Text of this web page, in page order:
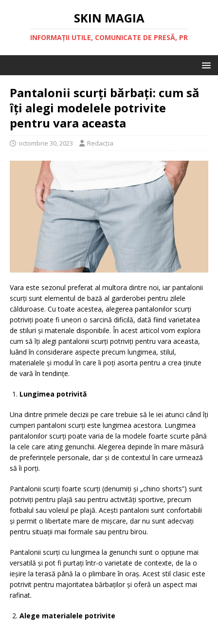
SKIN MAGIA
INFORMAȚII UTILE, COMUNICATE DE PRESĂ, PR
Pantalonii scurți bărbați: cum să
îți alegi modelele potrivite
pentru vara aceasta
octombrie 30, 2023 Redacția
Vara este sezonul preferat al multora dintre noi, iar pantalonii
scurți sunt elementul de bază al garderobei pentru zilele
călduroase. Cu toate acestea, alegerea pantalonilor scurți
potriviți poate fi uneori o sarcină dificilă, dată fiind varietatea
de stiluri și materiale disponibile. În acest articol vom explora
cum să îți alegi pantalonii scurți potriviți pentru vara aceasta,
luând în considerare aspecte precum lungimea, stilul,
materialele și modul în care îi poți asorta pentru a crea ținute
de vară în tendințe.
Lungimea potrivită
Una dintre primele decizii pe care trebuie să le iei atunci când îți
cumperi pantaloni scurți este lungimea acestora. Lungimea
pantalonilor scurți poate varia de la modele foarte scurte până
la cele care ating genunchii. Alegerea depinde în mare măsură
de preferințele personale, dar și de contextul în care urmează
să îi porți.
Pantalonii scurți foarte scurți (denumiți și „chino shorts”) sunt
potriviți pentru plajă sau pentru activități sportive, precum
fotbalul sau voleiul pe plajă. Acești pantaloni sunt confortabili
și permit o libertate mare de mișcare, dar nu sunt adecvați
pentru situații mai formale sau pentru birou.
Pantalonii scurți cu lungimea la genunchi sunt o opțiune mai
versatilă și pot fi purtați într-o varietate de contexte, de la o
ieșire la terasă până la o plimbare în oraș. Acest stil clasic este
potrivit pentru majoritatea bărbaților și oferă un aspect mai
rafinat.
Alege materialele potrivite